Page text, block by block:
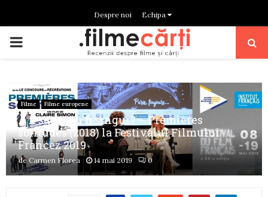
Despre noi Echipa
PRIMARY
Filme Filme europene
A fi sau a nu fi singur? – Premières
solitudes (2018) la Festivalul Filmului
Francez 2019
deCarmen Florea 14 mai 2019 0